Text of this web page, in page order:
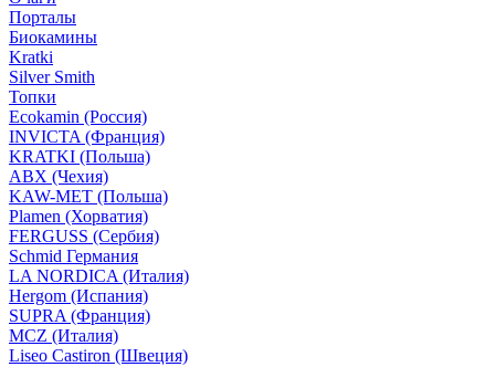
Порталы
Биокамины
Kratki
Silver Smith
Топки
Ecokamin (Россия)
INVICTA (Франция)
KRATKI (Польша)
ABX (Чехия)
KAW-MET (Польша)
Plamen (Хорватия)
FERGUSS (Сербия)
Schmid Германия
LA NORDICA (Италия)
Hergom (Испания)
SUPRA (Франция)
MCZ (Италия)
Liseo Castiron (Швеция)